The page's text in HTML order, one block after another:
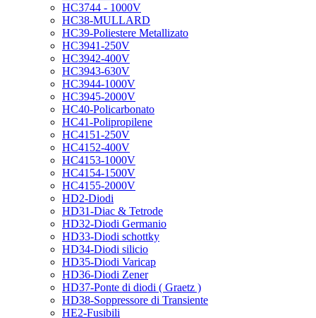
HC3744 - 1000V
HC38-MULLARD
HC39-Poliestere Metallizato
HC3941-250V
HC3942-400V
HC3943-630V
HC3944-1000V
HC3945-2000V
HC40-Policarbonato
HC41-Polipropilene
HC4151-250V
HC4152-400V
HC4153-1000V
HC4154-1500V
HC4155-2000V
HD2-Diodi
HD31-Diac & Tetrode
HD32-Diodi Germanio
HD33-Diodi schottky
HD34-Diodi silicio
HD35-Diodi Varicap
HD36-Diodi Zener
HD37-Ponte di diodi ( Graetz )
HD38-Soppressore di Transiente
HE2-Fusibili